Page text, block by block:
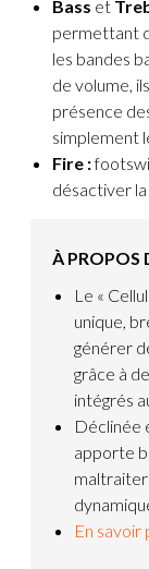
Bass et
permettant
les bandes
de volume,
présence
simplement
Fire :
désactiver
À PROPOS
Le «
unique,
générer
grâce à
intégrés
Déclinée
apporte
maltraiter
En savoir